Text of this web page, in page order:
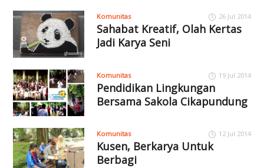
Komunitas 26 Jul 2014
Sahabat Kreatif, Olah Kertas
Jadi Karya Seni
Komunitas 19 Jul 2014
Pendidikan Lingkungan
Bersama Sakola Cikapundung
Komunitas 12 Jul 2014
Kusen, Berkarya Untuk
Berbagi